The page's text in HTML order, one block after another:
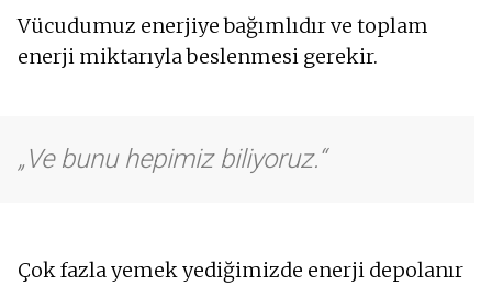
Vücudumuz enerjiye bağımlıdır ve toplam
enerji miktarıyla beslenmesi gerekir.
Ve bunu hepimiz biliyoruz.
Çok fazla yemek yediğimizde enerji depolanır